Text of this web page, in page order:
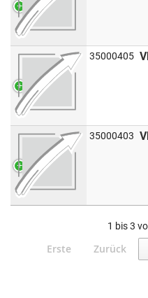
35000405
35000403
1 bis 3
Erste Zurück